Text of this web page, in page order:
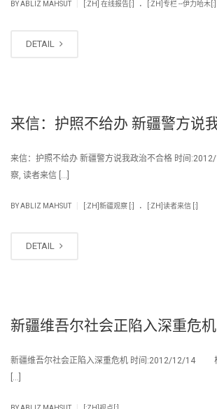
BYABLIZ MAHSUT [:ZH] 在线报告[:] [:ZH]专栏 --伊力哈木[:]
DETAIL
来信：护照不给办 新疆警方说
来信：护照不给办 新疆警方说我政治不合格 时间
察, 读者来信 […]
BYABLIZ MAHSUT [:ZH]新疆观察 [:] . [:ZH]读者来信 [:]
DETAIL
新疆维吾尔社会正陷入深重危机
新疆维吾尔社会正陷入深重危机 时间:2012/12/
[…]